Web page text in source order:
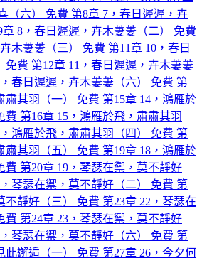
（六）
免費 第8章 7，春日遲遲，卉
章 8，春日遲遲，卉木萋萋（二）
免費
木萋萋（三）
免費 第11章 10，春日
免費 第12章 11，春日遲遲，卉木萋萋
春日遲遲，卉木萋萋（六） 免費 第
其羽（一）
免費 第15章 14，鴻雁於
費 第16章 15，鴻雁於飛，肅肅其羽
鴻雁於飛，肅肅其羽（四） 免費 第
其羽（五）
免費 第19章 18，鴻雁於
費 第20章 19，琴瑟在禦，莫不靜好
琴瑟在禦，莫不靜好（二） 免費 第
靜好（三）
免費 第23章 22，琴瑟在
費 第24章 23，琴瑟在禦，莫不靜好
琴瑟在禦，莫不靜好（六） 免費 第
邂逅（一）
免費 第27章 26，今夕何